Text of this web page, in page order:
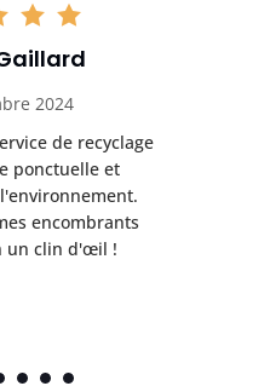
2024
de recyclage
ponctuelle et
encombrants
un clin d'œil !